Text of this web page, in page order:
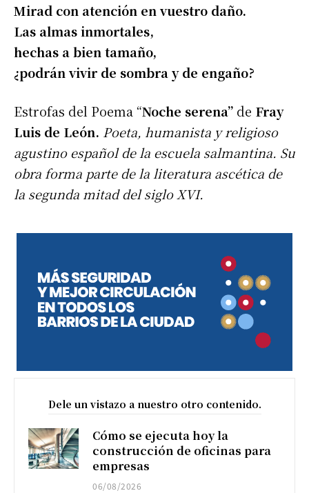
Mirad con atención en vuestro daño.
Las almas inmortales,
hechas a bien tamaño,
¿podrán vivir de sombra y de engaño?
Estrofas del Poema “Noche serena” de Fray
Luis de León. Poeta, humanista y religioso
agustino español de la escuela salmantina. Su
obra forma parte de la literatura ascética de
la segunda mitad del siglo XVI.
Dele un vistazo a nuestro otro contenido.
Cómo se ejecuta hoy la
construcción de oficinas para
empresas
06/08/2026